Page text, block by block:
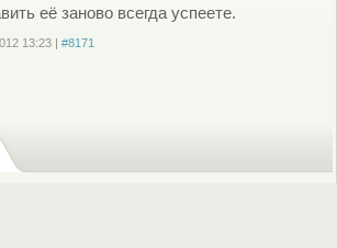
её заново всегда успеете.
13:23 |#8171